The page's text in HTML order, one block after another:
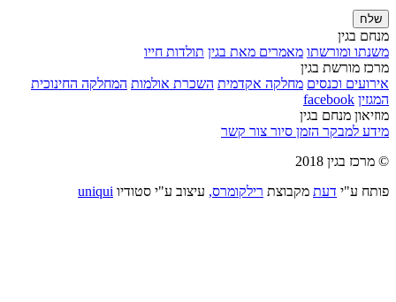
שלח
מנחם בגין
משנתו ומורשתו מאמרים מאת בגין תולדות חייו
מרכז מורשת בגין
אירועים וכנסים מחלקה אקדמית השכרת אולמות המחלקה החינוכית
המגזין facebook
מוזיאון מנחם בגין
מידע למבקר הזמן סיור צור קשר
© מרכז בגין 2018
פותח ע"י דעת מקבוצת רילקומרס, עיצוב ע"י סטודיו uniqui